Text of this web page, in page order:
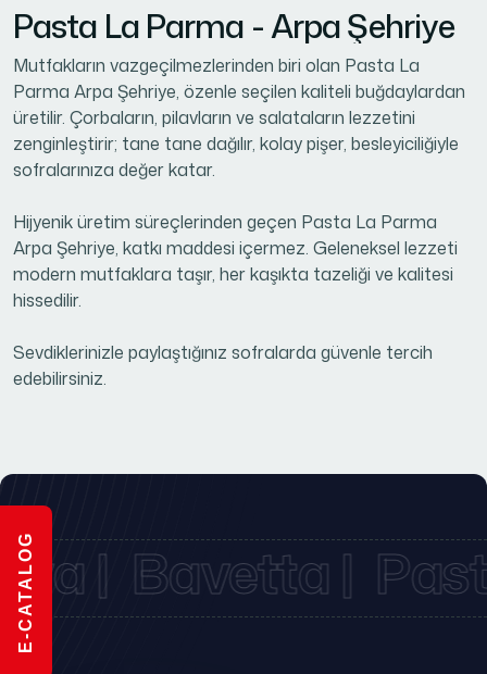
Pasta LaParma -ArpaŞehriye
Mutfakların vazgeçilmezlerinden biri olan Pasta La
Parma Arpa Şehriye, özenle seçilen kaliteli buğdaylardan
üretilir. Çorbaların, pilavların ve salataların lezzetini
zenginleştirir; tane tane dağılır, kolay pişer, besleyiciliğiyle
sofralarınıza değer katar.
Hijyenik üretim süreçlerinden geçen Pasta La Parma
Arpa Şehriye, katkı maddesi içermez. Geleneksel lezzeti
modern mutfaklara taşır, her kaşıkta tazeliği ve kalitesi
hissedilir.
Sevdiklerinizle paylaştığınız sofralarda güvenle tercih
edebilirsiniz.
| Bavetta |
E-CATALOG